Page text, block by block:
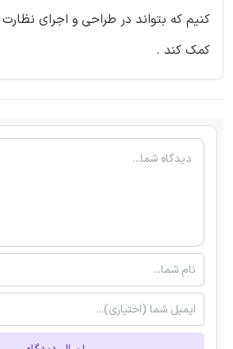
کنیم که بتواند در طراحی و اجرای
کمک کند .